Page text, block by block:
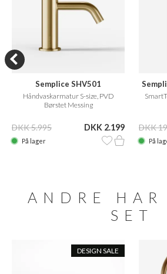
Semplice SHV501
Håndvaskarmatur S-size, PVD
Børstet Messing
DKK 5.995 DKK 2.199
På lager
DKK
På
ANDRE HAR
SET
DESIGN SALE